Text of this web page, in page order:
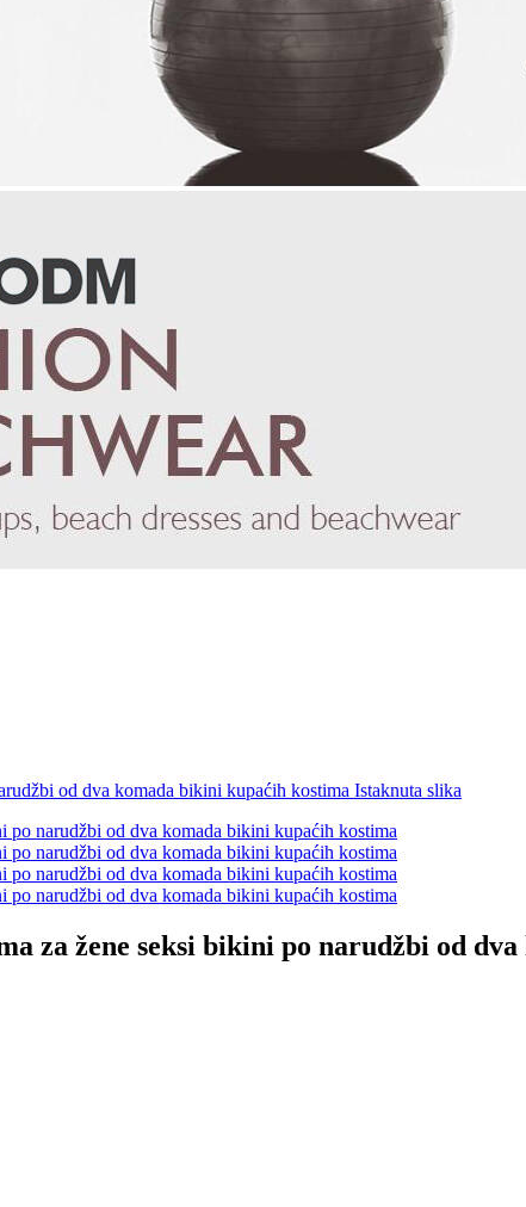
za žene seksi bikini po narudžbi od